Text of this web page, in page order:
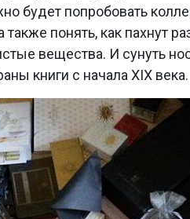
будет попробовать
понять, как пахнут
вещества. И сунуть
книги с начала XIX века.